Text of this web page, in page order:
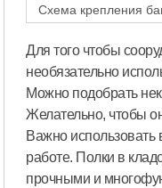
Схема крепления
Для того чтобы
необязательно
Можно подобрать
Желательно, чтобы
Важно использовать
работе. Полки в
прочными и